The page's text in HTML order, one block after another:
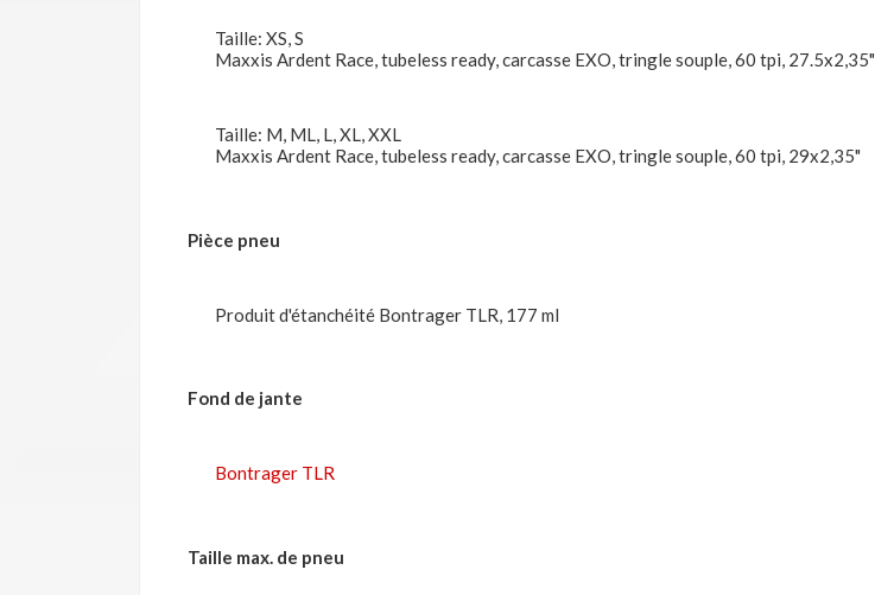
Taille: XS, S
Maxxis Ardent Race, tubeless ready, carcasse EXO, tringle souple, 60 tpi, 27.5x2,35"
Taille: M, ML, L, XL, XXL
Maxxis Ardent Race, tubeless ready, carcasse EXO, tringle souple, 60 tpi, 29x2,35"
Pièce pneu
Produit d'étanchéité Bontrager TLR, 177 ml
Fond de jante
Bontrager TLR
Taille max. de pneu